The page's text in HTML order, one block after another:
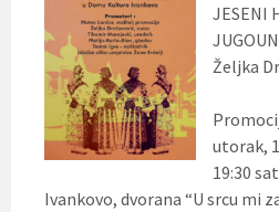
JESENI
Željka
utorak,
19:30
Ivankovo, dvorana “U srcu mi